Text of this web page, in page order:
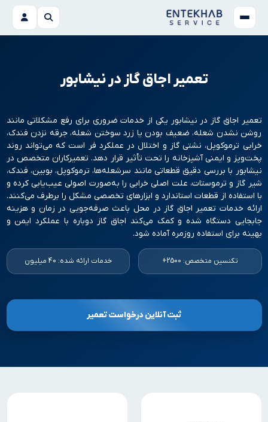
تعمیر اجاق گاز در نیشابور
تعمیر اجاق گاز در نیشابور یکی از خدمات ضروری برای رفع مشکلاتی مانند
روشن نشدن شعله، ضعیف بودن یا زرد سوختن شعله، جرقه نزدن فندک،
خرابی ترموکوپل، نشتی گاز و اختلال در عملکرد فر است که می‌تواند روند
پخت‌وپز و ایمنی آشپزخانه را تحت تأثیر قرار دهد. تعمیرکاران متخصص در
نیشابور با بررسی دقیق قطعاتی مانند سرشعله‌ها، ترموکوپل، بوبین، فندک،
شیر گاز و ترموستات، علت اصلی خرابی را به‌صورت اصولی عیب‌یابی کرده و
با استفاده از قطعات استاندارد و ابزارهای تخصصی مشکل را برطرف می‌کنند.
ارائه خدمات تعمیر اجاق گاز در محل باعث صرفه‌جویی در زمان و هزینه
جابجایی دستگاه شده و کمک می‌کند اجاق گاز دوباره با عملکرد ایمن و
بهینه برای استفاده روزمره آماده شود.
تکنسین متخصص: 2500+ خدمات ارائه شده: 40 میلیون
ثبت آنلاین درخواست تعمیر